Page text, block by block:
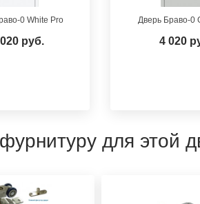
0 White Pro
руб.
Дверь Браво-0
4 020
для этой